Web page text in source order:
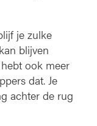
je zulke
blijven
ook meer
dat. Je
achter de rug